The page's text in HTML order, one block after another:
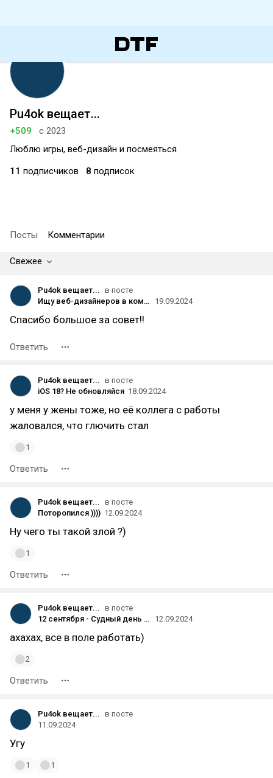
Pu4ok вещает...
+509
с 2023
Люблю игры, веб-дизайн и посмеяться
11 подписчиков 8 подписок
Посты Комментарии
Свежее
Pu4ok вещает... в посте
Ищу веб-дизайнеров в команду
19.09.2024
Спасибо большое за совет!!
Ответить
Pu4ok вещает... в посте
iOS 18? Не обновляйся 18.09.2024
у меня у жены тоже, но её коллега с работы
жаловался, что глючить стал
1
Ответить
Pu4ok вещает... в посте
Поторопился )))) 12.09.2024
Ну чего ты такой злой ?)
1
Ответить
Pu4ok вещает... в посте
12 сентября - Судный день для айтишников РФ
12.09.2024
ахахах, все в поле работать)
2
Ответить
Pu4ok вещает... в посте
11.09.2024
Угу
1 1